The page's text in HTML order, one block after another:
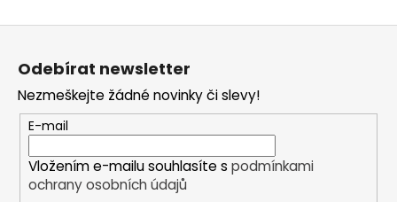
Z
Odebírat newsletter
Nezmeškejte žádné novinky či slevy!
E-mail
Vložením e-mailu souhlasíte s podmínkami
ochrany osobních údajů